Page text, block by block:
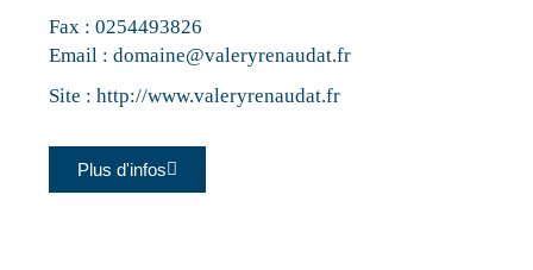
Fax : 0254493826
Email :domaine@valeryrenaudat.fr
Site :http://www.valeryrenaudat.fr
Plus d'infos